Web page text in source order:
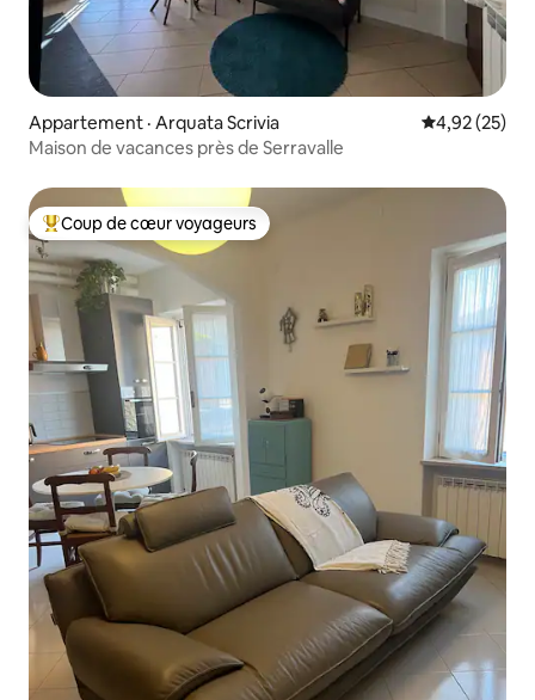
Appartement · Arquata Scrivia Note
4,92 (25)
Maison de vacances près de Serravalle
Coup de cœur voyageurs parmi les plus aimés
Coup de cœur voyageurs